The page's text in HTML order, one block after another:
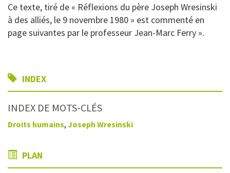
Ce texte, tiré de « Réflexions du père Joseph Wresinski
à des alliés, le 9 novembre 1980 » est commenté en
page suivantes par le professeur Jean-Marc Ferry ».
INDEX
INDEX DE MOTS-CLÉS
Droits humains, Joseph Wresinski
PLAN